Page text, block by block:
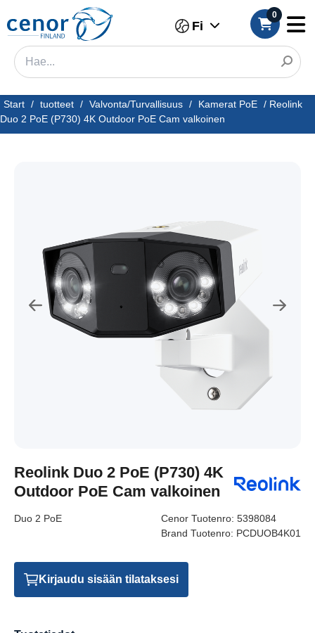
Fi
0
Start / tuotteet / Valvonta/Turvallisuus / Kamerat PoE / Reolink
Duo 2 PoE (P730) 4K Outdoor PoE Cam valkoinen
Reolink Duo 2 PoE (P730) 4K
Outdoor PoE Cam valkoinen
Duo 2 PoE Cenor Tuotenro: 5398084
Brand Tuotenro: PCDUOB4K01
Kirjaudu sisään tilataksesi